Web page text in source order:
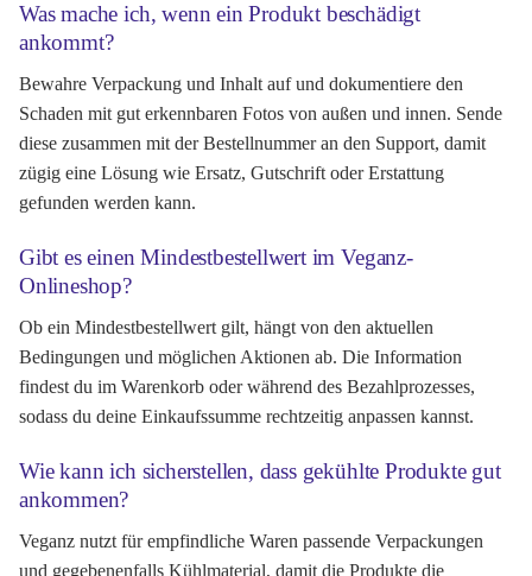
Was mache ich, wenn ein Produkt beschädigt
ankommt?
Bewahre Verpackung und Inhalt auf und dokumentiere den
Schaden mit gut erkennbaren Fotos von außen und innen. Sende
diese zusammen mit der Bestellnummer an den Support, damit
zügig eine Lösung wie Ersatz, Gutschrift oder Erstattung
gefunden werden kann.
Gibt es einen Mindestbestellwert im Veganz-
Onlineshop?
Ob ein Mindestbestellwert gilt, hängt von den aktuellen
Bedingungen und möglichen Aktionen ab. Die Information
findest du im Warenkorb oder während des Bezahlprozesses,
sodass du deine Einkaufssumme rechtzeitig anpassen kannst.
Wie kann ich sicherstellen, dass gekühlte Produkte gut
ankommen?
Veganz nutzt für empfindliche Waren passende Verpackungen
und gegebenenfalls Kühlmaterial, damit die Produkte die